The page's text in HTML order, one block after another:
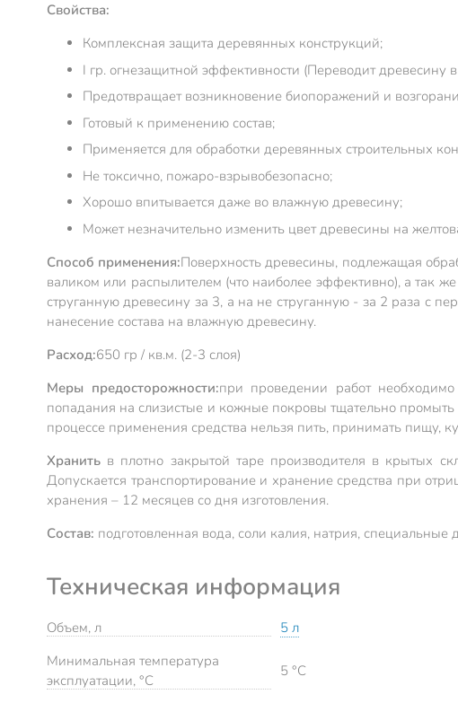
Свойства:
Комплексная защита деревянных конструкций;
I гр. огнезащитной эффективности (Переводит древесину
Предотвращает возникновение биопоражений и
Готовый к применению состав;
Применяется для обработки деревянных строительных
Не токсично, пожаро-взрывобезопасно;
Хорошо впитывается даже во влажную древесину;
Может незначительно изменить цвет древесины на
Способ применения:Поверхность древесины, подлежащая
валиком или распылителем (что наиболее эффективно), а так
струганную древесину за 3, а на не струганную - за 2 раза с
нанесение состава на влажную древесину.
Расход:650 гр / кв.м. (2-3 слоя)
Меры предосторожности:при проведении работ
попадания на слизистые и кожные покровы тщательно
процессе применения средства нельзя пить, принимать пищу,
Хранить в плотно закрытой таре производителя в крытых
Допускается транспортирование и хранение средства при
хранения – 12 месяцев со дня изготовления.
Состав: подготовленная вода, соли калия, натрия, специальные
Техническая информация
Объем, л
5 л
Минимальная температура
эксплуатации, °C
5 °C